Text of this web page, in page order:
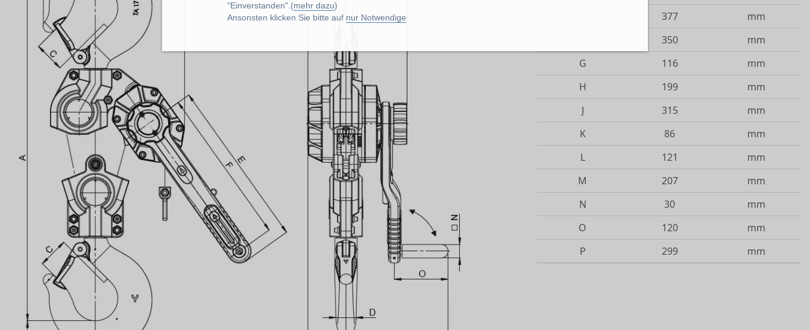
"Einverstanden".(mehr dazu)
Ansonsten klicken Sie bitte auf nur Notwendige 377
mm
350
mm
G
116
mm
H
199
mm
J
315
mm
K
86
mm
L
121
mm
M
207
mm
N
30
mm
O
120
mm
P
299 mm